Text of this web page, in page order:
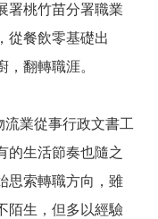
署桃竹苗分署職業
從餐飲零基礎出
翻轉職涯。
業從事行政文書工
的生活節奏也隨之
思索轉職方向，雖
陌生，但多以經驗